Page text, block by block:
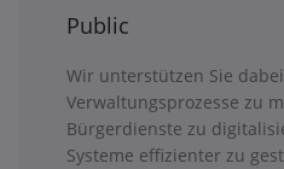
Public
Wir unterstützen Sie
Verwaltungsprozesse zu
Bürgerdienste zu
Systeme effizienter zu